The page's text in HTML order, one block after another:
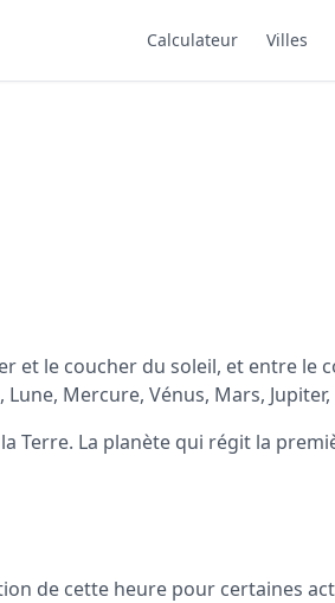
Calculateur Villes
le coucher du soleil, et entre le
Mercure, Vénus, Mars, Jupiter,
Terre. La planète qui régit la
de cette heure pour certaines